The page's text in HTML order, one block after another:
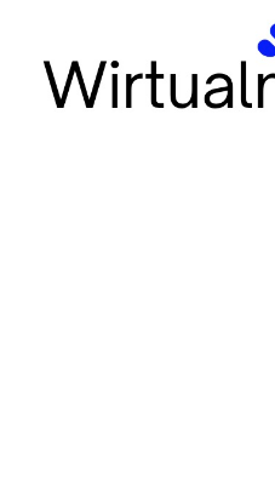
Strona/Blog w całości ma
Home